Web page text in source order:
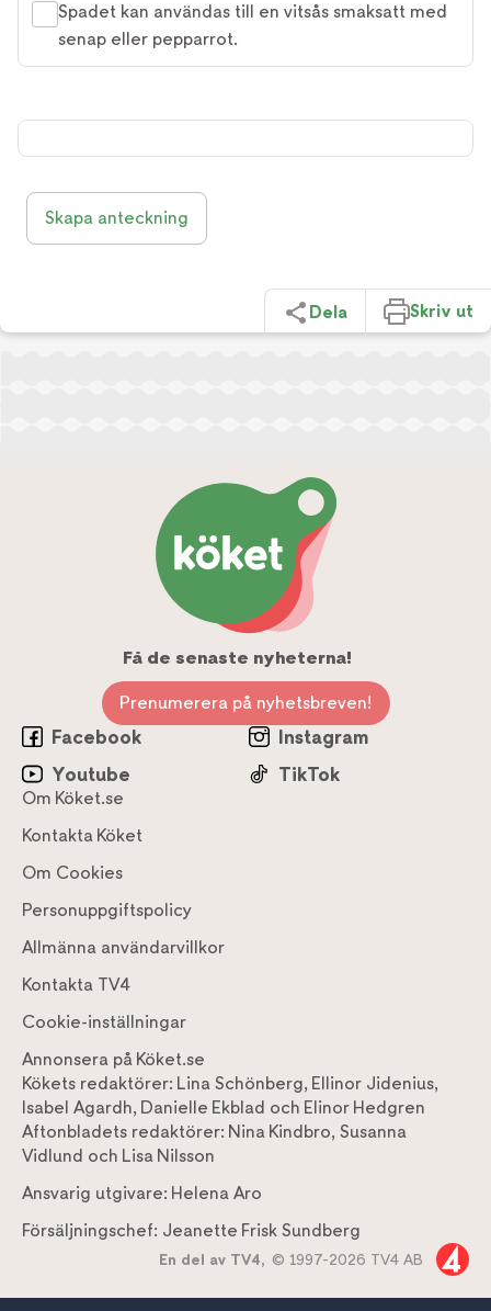
Spadet kan användas till en vitsås smaksatt med
senap eller pepparrot.
Skapa anteckning
Dela Skriv ut
Få de senaste nyheterna!
Prenumerera på nyhetsbreven!
Facebook
Instagram
Youtube
TikTok
Om Köket.se
Kontakta Köket
Om Cookies
Personuppgiftspolicy
Allmänna användarvillkor
Kontakta TV4
Cookie-inställningar
Annonsera på Köket.se
Kökets redaktörer: Lina Schönberg, Ellinor Jidenius,
Isabel Agardh, Danielle Ekblad och Elinor Hedgren
Aftonbladets redaktörer: Nina Kindbro, Susanna
Vidlund och Lisa Nilsson
Ansvarig utgivare: Helena Aro
Försäljningschef: Jeanette Frisk Sundberg
En del av TV4, © 1997-2026 TV4 AB